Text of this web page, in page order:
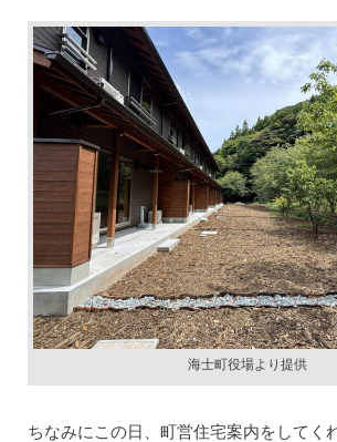
海士町役場より提供
ちなみにこの日、町営住宅案内をしてく